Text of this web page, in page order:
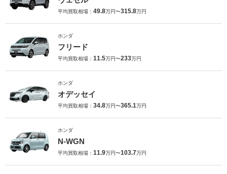
平均買取相場： 49.8万円〜315.8万円
ホンダ
フリード
平均買取相場： 11.5万円〜233万円
ホンダ
オデッセイ
平均買取相場： 34.8万円〜365.1万円
ホンダ
N-WGN
平均買取相場： 11.9万円〜103.7万円